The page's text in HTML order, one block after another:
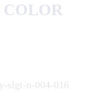
COLOR
y-slgt-n-004-016